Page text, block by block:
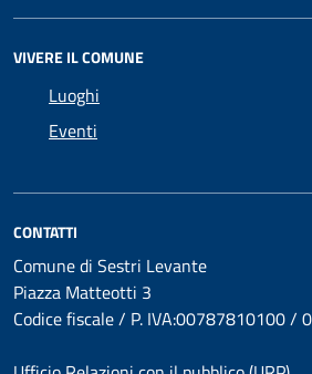
VIVERE IL COMUNE
Luoghi
Eventi
CONTATTI
Comune di Sestri Levante
Piazza Matteotti 3
Codice fiscale / P. IVA:00787810100 /